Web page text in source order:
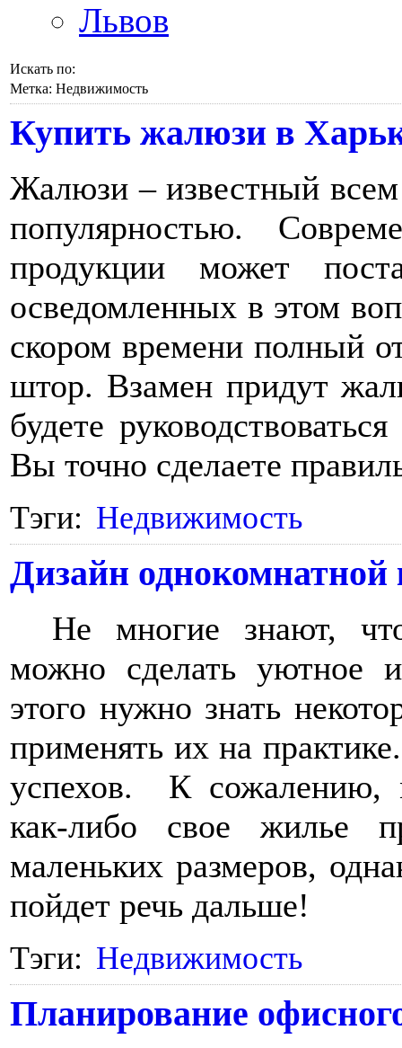
Львов
Искать по:
Метка: Недвижимость
Купить жалюзи в
Жалюзи – известный
популярностью.
продукции может
осведомленных в этом
скором времени полный
штор. Взамен придут
будете
Вы точно сделаете
Тэги: Недвижимость
Дизайн
Не многие знают,
можно сделать уютное
этого нужно знать
применять их на
успехов. К сожалению,
как-либо свое жилье
маленьких размеров,
пойдет речь дальше!
Тэги: Недвижимость
Планирование